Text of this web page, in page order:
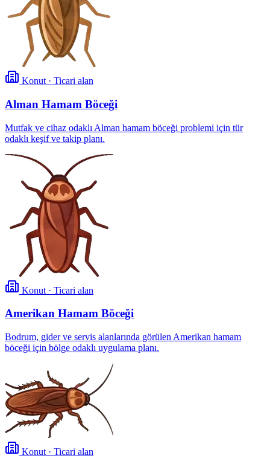
Konut · Ticari alan
Alman Hamam Böceği
Mutfak ve cihaz odaklı Alman hamam böceği problemi için tür
odaklı keşif ve takip planı.
Konut · Ticari alan
Amerikan Hamam Böceği
Bodrum, gider ve servis alanlarında görülen Amerikan hamam
böceği için bölge odaklı uygulama planı.
Konut · Ticari alan